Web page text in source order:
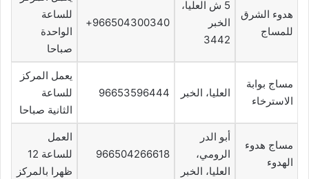
هدوء الشرق
للمساج
5 ش العليا،
الخبر
3442
966504300340+
للساعة
الواحدة
صباحا
مساج بوابة
الاسترخاء
العليا، الخبر 96653596444
يعمل المركز
للساعة
الثانية صباحا
مساج هدوء
الهدوء
أبو الدر
الرومي،
العليا، الخبر
966504266618
العمل
للساعة 12
ظهرا بالمركز